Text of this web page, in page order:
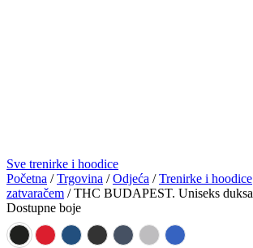
Sve trenirke i hoodice
Početna /Trgovina /Odjeća /Trenirke i hoodice
zatvaračem / THC BUDAPEST. Uniseks duksa
Dostupne boje